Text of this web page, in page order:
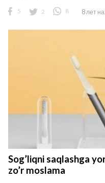
5 2 8 8 лет
Sog’liqni saqlashga
zo’r moslama